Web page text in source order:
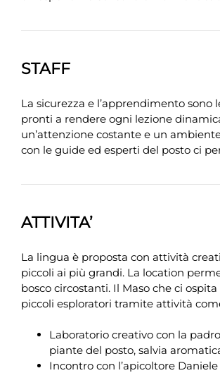
STAFF
La sicurezza e l’apprendimento
pronti a rendere ogni lezione
un’attenzione costante e un
con le guide ed esperti del posto ci
ATTIVITA’
La lingua è proposta con attività
piccoli ai più grandi. La location
bosco circostanti. Il Maso che ci
piccoli esploratori tramite attività
Laboratorio creativo con la
piante del posto, salvia
Incontro con l’apicoltore